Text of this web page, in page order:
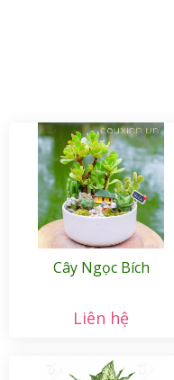
Cây Ngọc Bích
Liên hệ